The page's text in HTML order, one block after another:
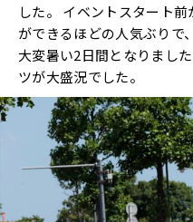
した。 イベントスタート
ができるほどの人気ぶりで
大変暑い2日間となりまし
ツが大盛況でした。